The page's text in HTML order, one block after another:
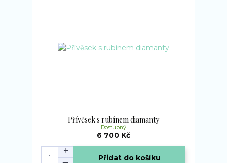
Přívěsek s rubínem diamanty
6 700 Kč
Dostupný
Přidat do košíku